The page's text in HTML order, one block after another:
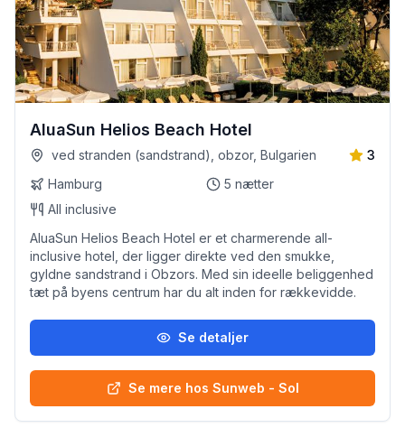
AluaSun Helios Beach Hotel
ved stranden (sandstrand), obzor, Bulgarien
3
Hamburg
5 nætter
All inclusive
AluaSun Helios Beach Hotel er et charmerende all-
inclusive hotel, der ligger direkte ved den smukke,
gyldne sandstrand i Obzors. Med sin ideelle beliggenhed
tæt på byens centrum har du alt inden for rækkevidde.
Se detaljer
Se mere hos Sunweb - Sol